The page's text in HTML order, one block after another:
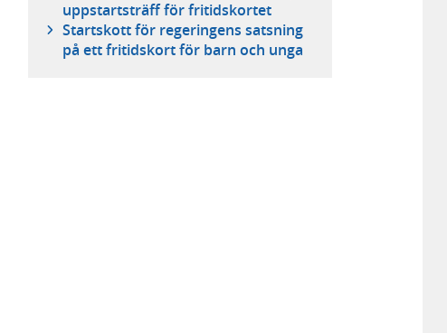
uppstartsträff för fritidskortet
Startskott för regeringens satsning
på ett fritidskort för barn och unga